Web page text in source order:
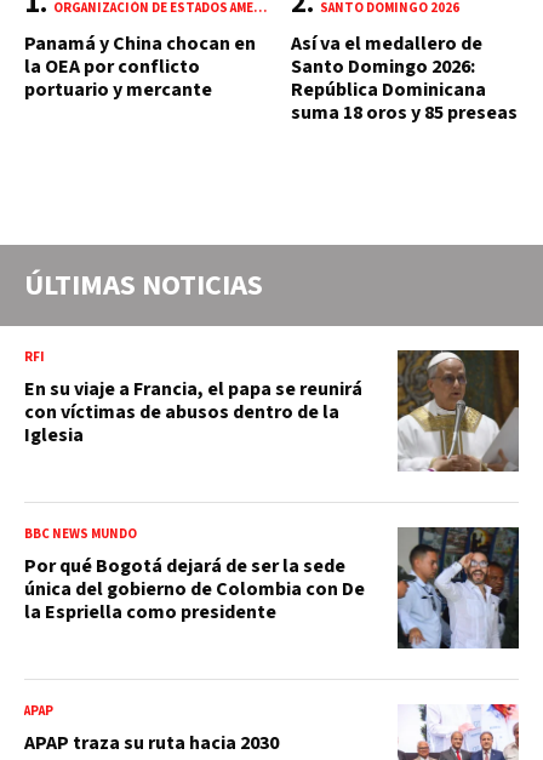
ORGANIZACIÓN DE ESTADOS AMERICANOS (OEA)
Panamá y China chocan en
la OEA por conflicto
portuario y mercante
SANTO DOMINGO 2026
Así va el medallero de
Santo Domingo 2026:
República Dominicana
suma 18 oros y 85 preseas
ÚLTIMAS NOTICIAS
RFI
En su viaje a Francia, el papa se reunirá
con víctimas de abusos dentro de la
Iglesia
BBC NEWS MUNDO
Por qué Bogotá dejará de ser la sede
única del gobierno de Colombia con De
la Espriella como presidente
APAP
APAP traza su ruta hacia 2030